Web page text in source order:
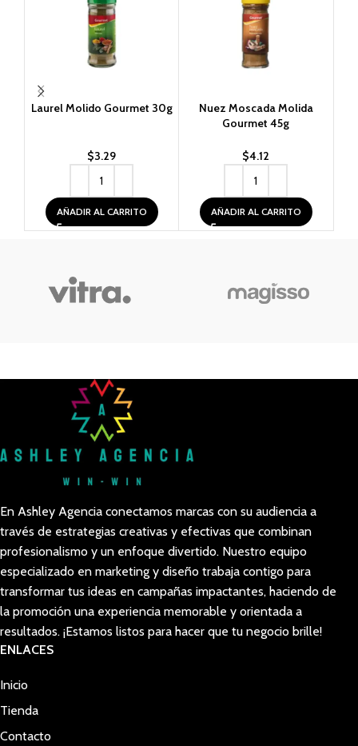
Laurel Molido Gourmet 30g
$3.29
AÑADIR AL CARRITO
Nuez Moscada Molida
Gourmet 45g
$4.12
AÑADIR AL CARRITO
En Ashley Agencia conectamos marcas con su audiencia a
través de estrategias creativas y efectivas que combinan
profesionalismo y un enfoque divertido. Nuestro equipo
especializado en marketing y diseño trabaja contigo para
transformar tus ideas en campañas impactantes, haciendo de
la promoción una experiencia memorable y orientada a
resultados. ¡Estamos listos para hacer que tu negocio brille!
ENLACES
Inicio
Tienda
Contacto